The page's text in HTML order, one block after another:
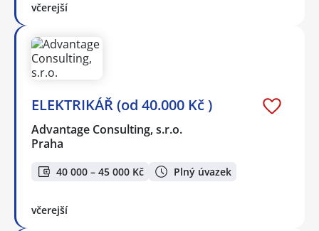
včerejší
ELEKTRIKÁŘ (od 40.000 Kč )
Advantage Consulting, s.r.o.
Praha
40 000 – 45 000 Kč Plný úvazek
včerejší